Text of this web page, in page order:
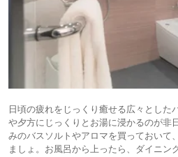
日頃の疲れをじっくり癒せる広々とした
や夕方にじっくりとお湯に浸かるのが非
みのバスソルトやアロマを買っておいて
ましょ。お風呂から上ったら、ダイニン